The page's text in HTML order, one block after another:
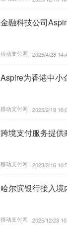
金融科技公司
移动支付网 | 2025/4/28
Aspire为香港中小
移动支付网 | 2025/2/19
跨境支付服务提
移动支付网 | 2023/2/16
哈尔滨银行接入
移动支付网 | 2025/12/23